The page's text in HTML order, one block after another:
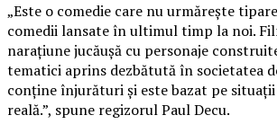
„Este o comedie care nu urmărește
comedii lansate în ultimul timp la noi.
narațiune jucăușă cu personaje
tematici aprins dezbătută în societatea
conține înjurături și este bazat pe
reală.”, spune regizorul Paul Decu.